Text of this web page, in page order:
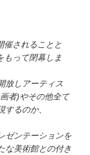
催されることと
もって閉幕しま
放しアーティス
者)やその他全て
るのか、
ゼンテーションを
な美術館との付き